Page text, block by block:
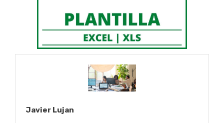
Javier Lujan